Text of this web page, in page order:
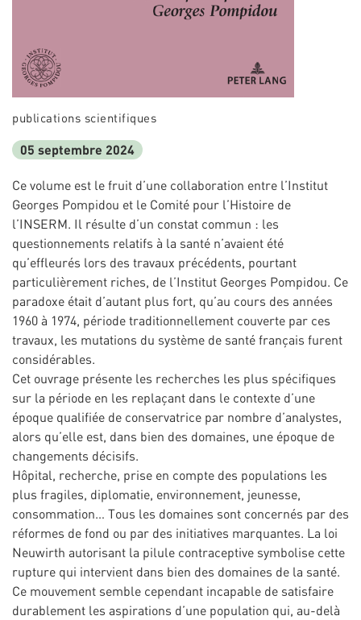
publications scientifiques
05 septembre 2024
Ce volume est le fruit d’une collaboration entre l’Institut
Georges Pompidou et le Comité pour l’Histoire de
l’INSERM. Il résulte d’un constat commun : les
questionnements relatifs à la santé n’avaient été
qu’effleurés lors des travaux précédents, pourtant
particulièrement riches, de l’Institut Georges Pompidou. Ce
paradoxe était d’autant plus fort, qu’au cours des années
1960 à 1974, période traditionnellement couverte par ces
travaux, les mutations du système de santé français furent
considérables.
Cet ouvrage présente les recherches les plus spécifiques
sur la période en les replaçant dans le contexte d’une
époque qualifiée de conservatrice par nombre d’analystes,
alors qu’elle est, dans bien des domaines, une époque de
changements décisifs.
Hôpital, recherche, prise en compte des populations les
plus fragiles, diplomatie, environnement, jeunesse,
consommation… Tous les domaines sont concernés par des
réformes de fond ou par des initiatives marquantes. La loi
Neuwirth autorisant la pilule contraceptive symbolise cette
rupture qui intervient dans bien des domaines de la santé.
Ce mouvement semble cependant incapable de satisfaire
durablement les aspirations d’une population qui, au-delà